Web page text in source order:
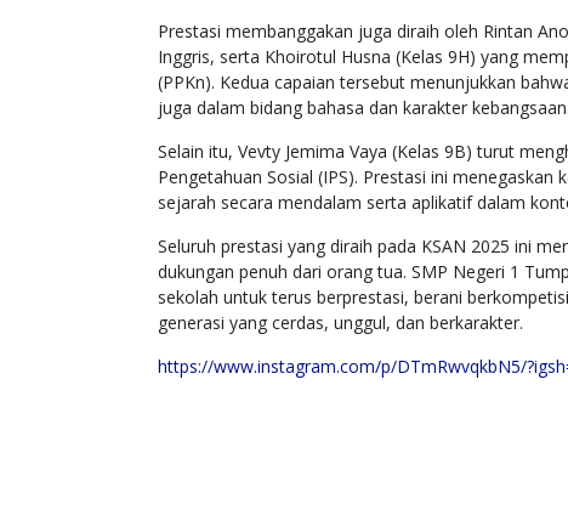
Prestasi membanggakan juga diraih oleh Rintan
Inggris, serta Khoirotul Husna (Kelas 9H) yang
(PPKn). Kedua capaian tersebut menunjukkan
juga dalam bidang bahasa dan karakter kebangsaan.
Selain itu, Vevty Jemima Vaya (Kelas 9B) turut
Pengetahuan Sosial (IPS). Prestasi ini
sejarah secara mendalam serta aplikatif dalam
Seluruh prestasi yang diraih pada KSAN 2025 ini
dukungan penuh dari orang tua. SMP Negeri 1
sekolah untuk terus berprestasi, berani
generasi yang cerdas, unggul, dan berkarakter.
https://www.instagram.com/p/DTmRwvqkbN5/